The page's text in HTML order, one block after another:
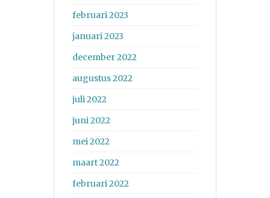
februari 2023
januari 2023
december 2022
augustus 2022
juli 2022
juni 2022
mei 2022
maart 2022
februari 2022